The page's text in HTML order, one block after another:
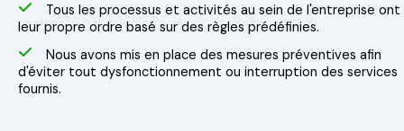
Tous les processus et activités au sein de l'entreprise ont
leur propre ordre basé sur des règles prédéfinies.
Nous avons mis en place des mesures préventives afin
d'éviter tout dysfonctionnement ou interruption des services
fournis.